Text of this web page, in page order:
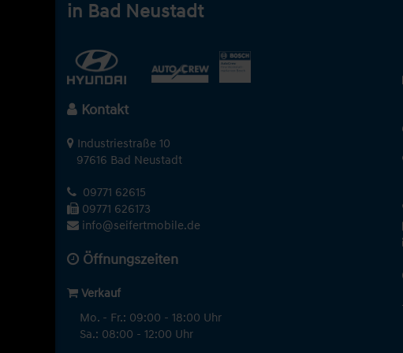
in Bad Neustadt
Kontakt
Industriestraße 10
97616 Bad Neustadt
09771 62615
09771 626173
info@seifertmobile.de
Öffnungszeiten
Verkauf
Mo. - Fr.: 09:00 - 18:00 Uhr
Sa.: 08:00 - 12:00 Uhr